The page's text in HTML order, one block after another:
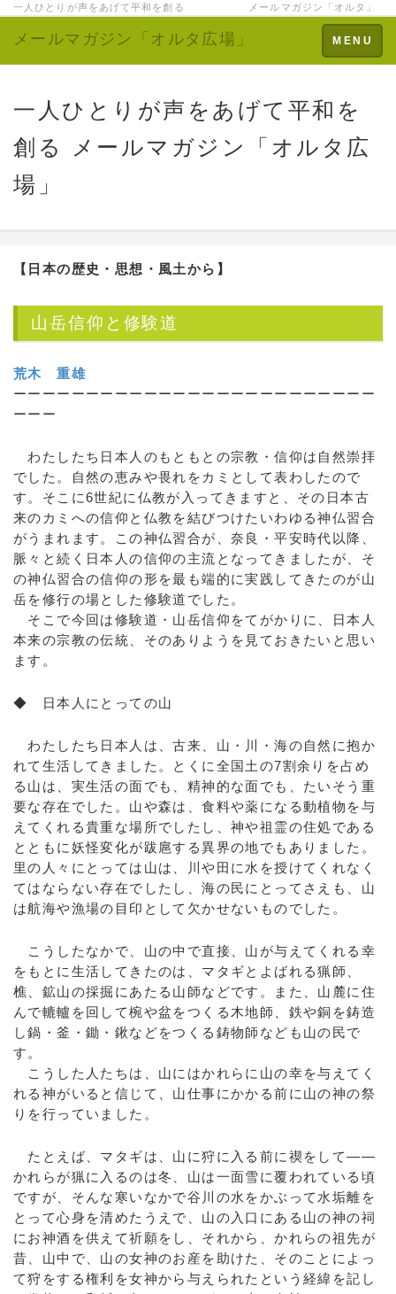
一人ひとりが声をあげて平和を創る メールマガジン「オルタ」
Toggle
navigation
MENU
メールマガジン「オルタ広場」
一人ひとりが声をあげて平和を
創る メールマガジン「オルタ広
場」
【日本の歴史・思想・風土から】
山岳信仰と修験道
荒木 重雄
ーーーーーーーーーーーーーーーーーーーーーーーーー
ーーー
わたしたち日本人のもともとの宗教・信仰は自然崇拝
でした。自然の恵みや畏れをカミとして表わしたので
す。そこに6世紀に仏教が入ってきますと、その日本古
来のカミへの信仰と仏教を結びつけたいわゆる神仏習合
がうまれます。この神仏習合が、奈良・平安時代以降、
脈々と続く日本人の信仰の主流となってきましたが、そ
の神仏習合の信仰の形を最も端的に実践してきたのが山
岳を修行の場とした修験道でした。
そこで今回は修験道・山岳信仰をてがかりに、日本人
本来の宗教の伝統、そのありようを見ておきたいと思い
ます。
◆ 日本人にとっての山
わたしたち日本人は、古来、山・川・海の自然に抱か
れて生活してきました。とくに全国土の7割余りを占め
る山は、実生活の面でも、精神的な面でも、たいそう重
要な存在でした。山や森は、食料や薬になる動植物を与
えてくれる貴重な場所でしたし、神や祖霊の住処である
とともに妖怪変化が跋扈する異界の地でもありました。
里の人々にとっては山は、川や田に水を授けてくれなく
てはならない存在でしたし、海の民にとってさえも、山
は航海や漁場の目印として欠かせないものでした。
こうしたなかで、山の中で直接、山が与えてくれる幸
をもとに生活してきたのは、マタギとよばれる猟師、
樵、鉱山の採掘にあたる山師などです。また、山麓に住
んで轆轤を回して椀や盆をつくる木地師、鉄や銅を鋳造
し鍋・釜・鋤・鍬などをつくる鋳物師なども山の民で
す。
こうした人たちは、山にはかれらに山の幸を与えてく
れる神がいると信じて、山仕事にかかる前に山の神の祭
りを行っていました。
たとえば、マタギは、山に狩に入る前に禊をして――
かれらが猟に入るのは冬、山は一面雪に覆われている頃
ですが、そんな寒いなかで谷川の水をかぶって水垢離を
とって心身を清めたうえで、山の入口にある山の神の祠
にお神酒を供えて祈願をし、それから、かれらの祖先が
昔、山中で、山の女神のお産を助けた、そのことによっ
て狩をする権利を女神から与えられたという経緯を記し